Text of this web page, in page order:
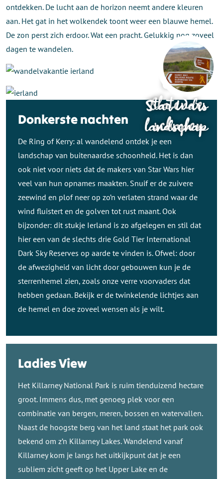
ontdekken. De lucht aan de horizon neemt andere kleuren
aan. Het gat in het wolkendek toont weer een blauwe hemel.
De zon perst zich erdoor. Wat een pracht. Gelukkig nog zoveel
dagen te wandelen.
Overal
blatende
schapen
Donkerste nachten
De Ring of Kerry: al wandelend ontdek je een
landschap van buitenaardse schoonheid. Het is dan
ook niet voor niets dat de makers van Star Wars hier
veel van hun opnames maakten. Snuif er de zuivere
zeewind en plof neer op zo’n verlaten strand waar de
wind fluistert en de golven tot rust maant. Ook
bijzonder: dit stukje Ierland is zo afgelegen en stil dat
hier een van de slechts drie Gold Tier International
Dark Sky Reserves op aarde te vinden is. Ofwel: door
de afwezigheid van licht door gebouwen kun je de
sterrenhemel zien, zoals onze verre voorvaders dat
hebben gedaan. Bekijk er de twinkelende lichtjes aan
de hemel en doe zoveel wensen als je wilt.
Star Wars
landschap
Ladies View
Het Killarney National Park is ruim tienduizend hectare
groot. Immens dus, met genoeg plek voor een
combinatie van bergen, meren, bossen en watervallen.
Naast de hoogste berg van het land staat het park ook
bekend om z’n Killarney Lakes. Wandelend vanaf
Killarney kom je langs het uitkijkpunt dat je een
subliem zicht geeft op het Upper Lake en de